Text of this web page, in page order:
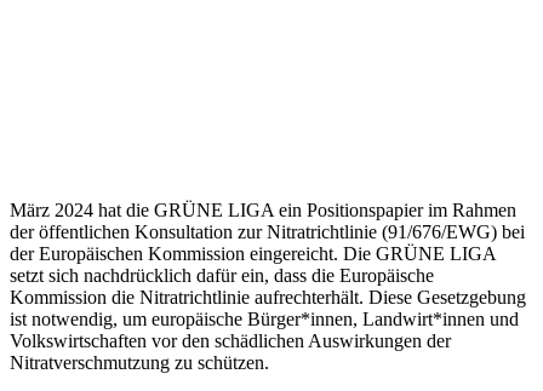
März 2024 hat die GRÜNE LIGA ein Positionspapier im Rahmen
der öffentlichen Konsultation zur Nitratrichtlinie (91/676/EWG) bei
der Europäischen Kommission eingereicht. Die GRÜNE LIGA
setzt sich nachdrücklich dafür ein, dass die Europäische
Kommission die Nitratrichtlinie aufrechterhält. Diese Gesetzgebung
ist notwendig, um europäische Bürger*innen, Landwirt*innen und
Volkswirtschaften vor den schädlichen Auswirkungen der
Nitratverschmutzung zu schützen.